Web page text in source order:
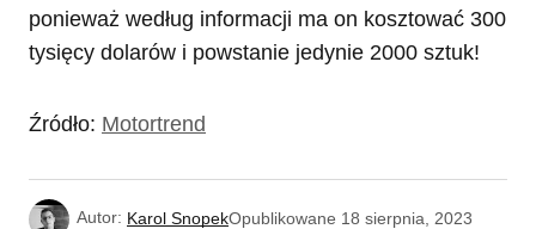
ponieważ według informacji ma on kosztować 300
tysięcy dolarów i powstanie jedynie 2000 sztuk!
Źródło: Motortrend
Autor: Karol SnopekOpublikowane 18 sierpnia, 2023